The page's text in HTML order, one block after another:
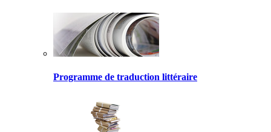
Programme de traduction littéraire